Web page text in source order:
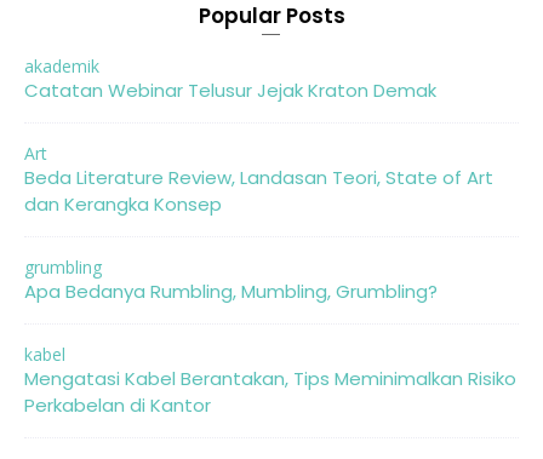
Popular Posts
akademik
Catatan Webinar Telusur Jejak Kraton Demak
Art
Beda Literature Review, Landasan Teori, State of Art
dan Kerangka Konsep
grumbling
Apa Bedanya Rumbling, Mumbling, Grumbling?
kabel
Mengatasi Kabel Berantakan, Tips Meminimalkan Risiko
Perkabelan di Kantor